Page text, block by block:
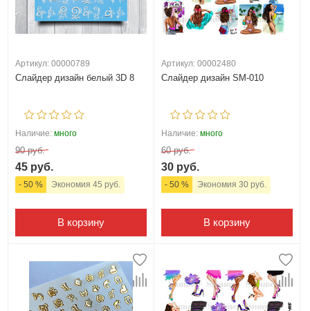
Артикул: 00000789
Слайдер дизайн белый 3D 8
Наличие: много
90 руб.
45 руб.
- 50 % Экономия 45 руб.
В корзину
Артикул: 00002480
Слайдер дизайн SM-010
Наличие: много
60 руб.
30 руб.
- 50 % Экономия 30 руб.
В корзину